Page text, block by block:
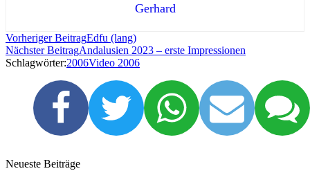
Gerhard
Vorheriger BeitragEdfu (lang)
Nächster BeitragAndalusien 2023 – erste Impressionen
Schlagwörter:2006Video 2006
Neueste Beiträge